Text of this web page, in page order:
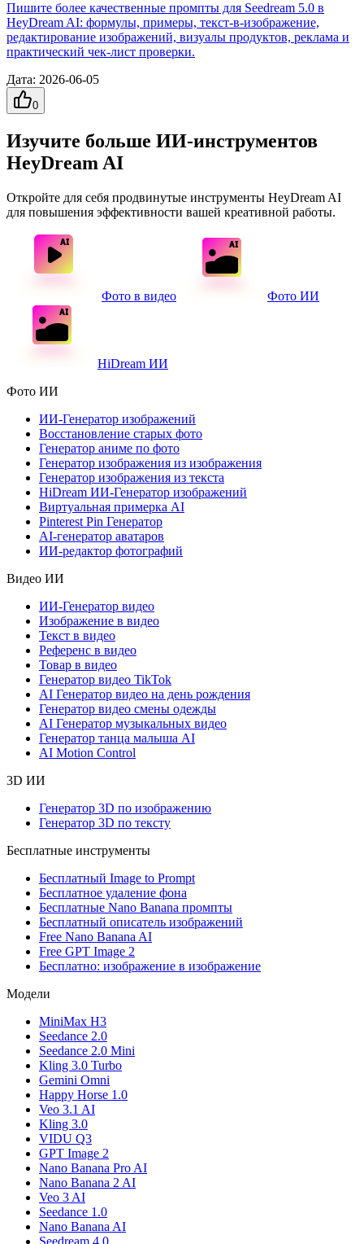
Пишите более качественные промпты для Seedream 5.0 в
HeyDream AI: формулы, примеры, текст‑в‑изображение,
редактирование изображений, визуалы продуктов, реклама и
практический чек‑лист проверки.
Дата: 2026-06-05
0
Изучите больше ИИ-инструментов
HeyDream AI
Откройте для себя продвинутые инструменты HeyDream AI
для повышения эффективности вашей креативной работы.
Фото в видео Фото ИИ
HiDream ИИ
Фото ИИ
ИИ-Генератор изображений
Восстановление старых фото
Генератор аниме по фото
Генератор изображения из изображения
Генератор изображения из текста
HiDream ИИ-Генератор изображений
Виртуальная примерка AI
Pinterest Pin Генератор
AI-генератор аватаров
ИИ-редактор фотографий
Видео ИИ
ИИ-Генератор видео
Изображение в видео
Текст в видео
Референс в видео
Товар в видео
Генератор видео TikTok
AI Генератор видео на день рождения
Генератор видео смены одежды
AI Генератор музыкальных видео
Генератор танца малыша AI
AI Motion Control
3D ИИ
Генератор 3D по изображению
Генератор 3D по тексту
Бесплатные инструменты
Бесплатный Image to Prompt
Бесплатное удаление фона
Бесплатные Nano Banana промпты
Бесплатный описатель изображений
Free Nano Banana AI
Free GPT Image 2
Бесплатно: изображение в изображение
Модели
MiniMax H3
Seedance 2.0
Seedance 2.0 Mini
Kling 3.0 Turbo
Gemini Omni
Happy Horse 1.0
Veo 3.1 AI
Kling 3.0
VIDU Q3
GPT Image 2
Nano Banana Pro AI
Nano Banana 2 AI
Veo 3 AI
Seedance 1.0
Nano Banana AI
Seedream 4.0